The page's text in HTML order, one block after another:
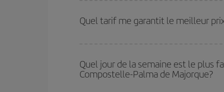
plus économiques (touristiques). Par
Quel tarif me garantit le meilleur
Quel jour de la semaine est le plus
Compostelle-Palma de Majorque?